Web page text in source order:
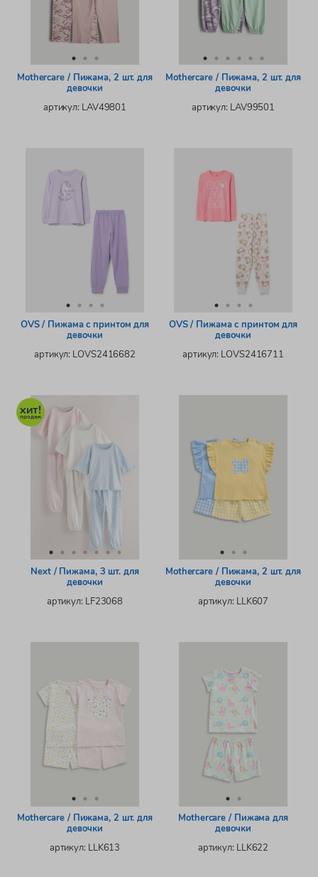
Mothercare / Пижама, 2 шт. для
девочки
артикул: LAV49801
Mothercare / Пижама, 2 шт. для
девочки
артикул: LAV99501
OVS / Пижама с принтом для
девочки
артикул: LOVS2416682
OVS / Пижама с принтом для
девочки
артикул: LOVS2416711
Next / Пижама, 3 шт. для
девочки
артикул: LF23068
Mothercare / Пижама, 2 шт. для
девочки
артикул: LLK607
Mothercare / Пижама, 2 шт. для
девочки
артикул: LLK613
Mothercare / Пижама для
девочки
артикул: LLK622